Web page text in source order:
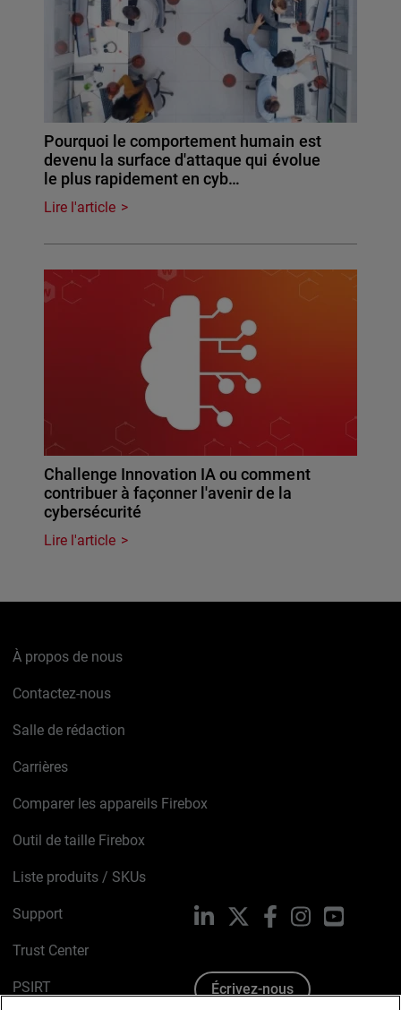
Pourquoi le comportement humain est
devenu la surface d'attaque qui évolue
le plus rapidement en cyb…
Lire l'article
Challenge Innovation IA ou comment
contribuer à façonner l'avenir de la
cybersécurité
Lire l'article
À propos de nous
Contactez-nous
Salle de rédaction
Carrières
Comparer les appareils Firebox
Outil de taille Firebox
Liste produits / SKUs
Support
Trust Center
PSIRT
LinkedIn FacebookInstagramYouTube
Écrivez-nous